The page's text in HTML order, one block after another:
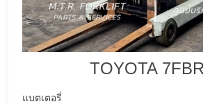
TOYOTA
แบตเตอรี่